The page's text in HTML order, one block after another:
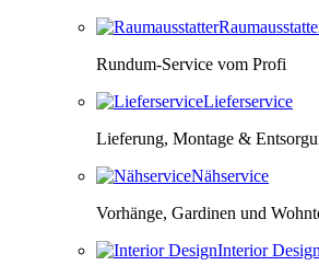
Rundum-Service vom Profi
Lieferservice
Lieferung, Montage &
Nähservice
Vorhänge, Gardinen und
Interior Design